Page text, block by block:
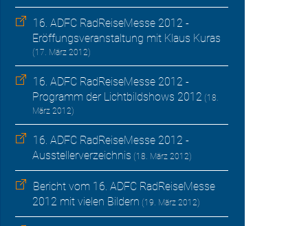
16. ADFC RadReiseMesse 2012 -
Eröffungsveranstaltung mit Klaus Kuras
(17. März 2012)
16. ADFC RadReiseMesse 2012 -
Programm der Lichtbildshows 2012 (18.
März 2012)
16. ADFC RadReiseMesse 2012 -
Ausstellerverzeichnis (18. März 2012)
Bericht vom 16. ADFC RadReiseMesse
2012 mit vielen Bildern (19. März 2012)